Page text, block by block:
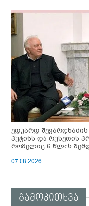
ედუარდ
პუტინს და რუსეთის
რომელიც 6 წლის
07.08.2026
გამოკითხვა